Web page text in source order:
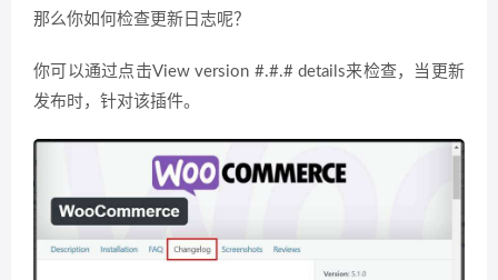
那么你如何检查更新日志呢？
你可以通过点击View version #.#.# details来检查，当更新
发布时，针对该插件。